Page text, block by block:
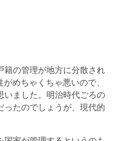
籍の管理が地方に分散され
めちゃくちゃ悪いので、
いました。明治時代ごろの
ったのでしょうが、現代的